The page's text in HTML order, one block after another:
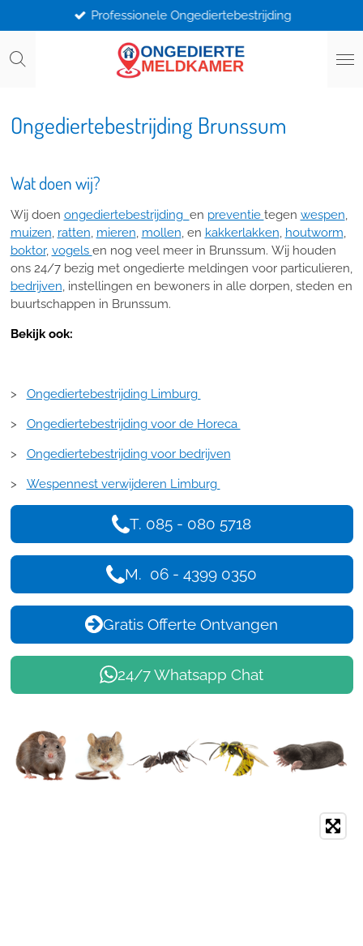
direct
naar
Professionele Ongediertebestrijding
Ongediertebestrijding Brunssum
Wat doen wij?
Wij doen ongediertebestrijding en preventie tegen wespen,
muizen, ratten, mieren, mollen, en kakkerlakken, houtworm,
boktor, vogels en nog veel meer in Brunssum. Wij houden
ons 24/7 bezig met ongedierte meldingen voor particulieren,
bedrijven, instellingen en bewoners in alle dorpen, steden en
buurtschappen in Brunssum.
Bekijk ook:
> Ongediertebestrijding Limburg
> Ongediertebestrijding voor de Horeca
> Ongediertebestrijding voor bedrijven
> Wespennest verwijderen Limburg
T. 085 - 080 5718
M. 06 - 4399 0350
Gratis Offerte Ontvangen
24/7 Whatsapp Chat